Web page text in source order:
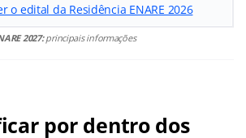
o edital da Residência ENARE 2026
2027:principais informações
por dentro dos